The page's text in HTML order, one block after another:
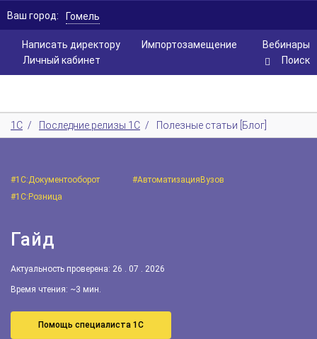
Написать директору Вебинары
Импортозамещение
Личный кабинет
Ваш город: Гомель
Поиск
1С / Последние релизы 1С / Полезные статьи [Блог]
#1С:Документооборот
#АвтоматизацияВузов
#1С:Розница
Гайд
Время чтения: ~3 мин.
Актуальность проверена: 26 . 07 . 2026
Помощь специалиста 1С